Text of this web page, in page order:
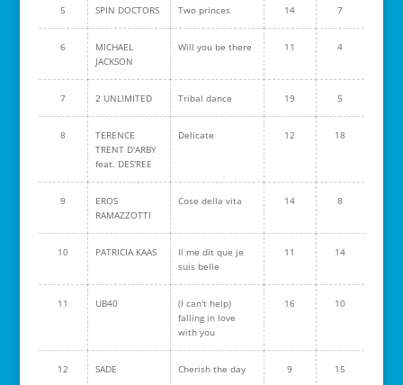
5 SPIN DOCTORS Two princes 14 7
6
MICHAEL
JACKSON
Will you be there 11 4
7 2 UNLIMITED Tribal dance 19 5
8
TERENCE
TRENT D'ARBY
feat. DES'REE
Delicate 12 18
9
EROS
RAMAZZOTTI
Cose della vita 14 8
10 PATRICIA KAAS
Il me dit que je
suis belle
11 14
11 UB40
(I can't help)
falling in love
with you
16 10
12 SADE Cherish the day 9 15